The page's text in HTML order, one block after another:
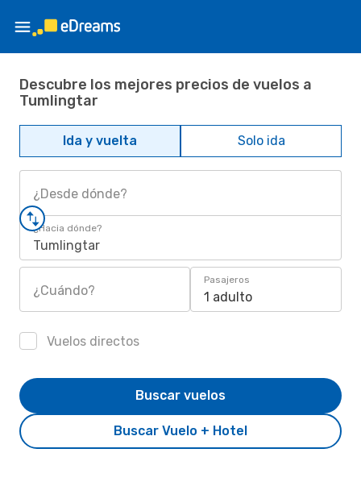
Descubre los mejores precios de vuelos a
Tumlingtar
Ida y vuelta Solo ida
¿Desde dónde?
¿Hacia dónde?
Tumlingtar
¿Cuándo?
Pasajeros
1 adulto
Vuelos directos
Buscar Vuelo + Hotel
Buscar vuelos